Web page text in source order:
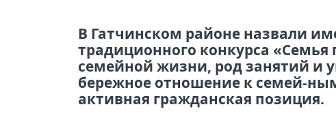
В Гатчинском районе назвали
традиционного конкурса
семейной жизни, род занятий и
бережное отношение к семей-
активная гражданская позиция.